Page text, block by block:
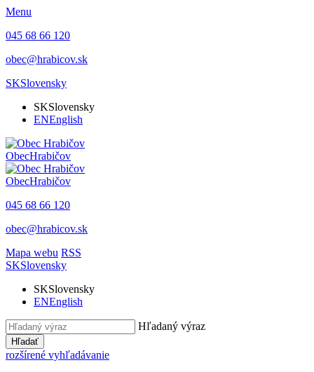
Menu
045 68 66 120
obec@hrabicov.sk
SKSlovensky
SKSlovensky
ENEnglish
ObecHrabičov
ObecHrabičov
045 68 66 120
obec@hrabicov.sk
Mapa webu RSS
SKSlovensky
SKSlovensky
ENEnglish
Hľadaný výraz
Hľadať
rozšírené vyhľadávanie